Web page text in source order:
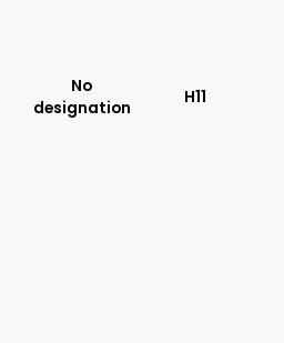
No
designation
H11